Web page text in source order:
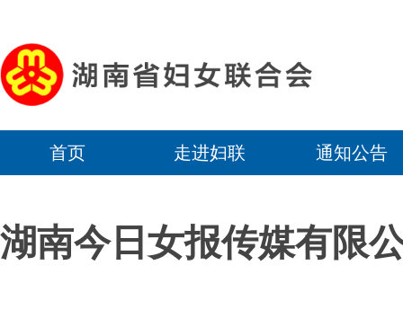
首页 走进妇联 通知公告
湖南今日女报传媒有限